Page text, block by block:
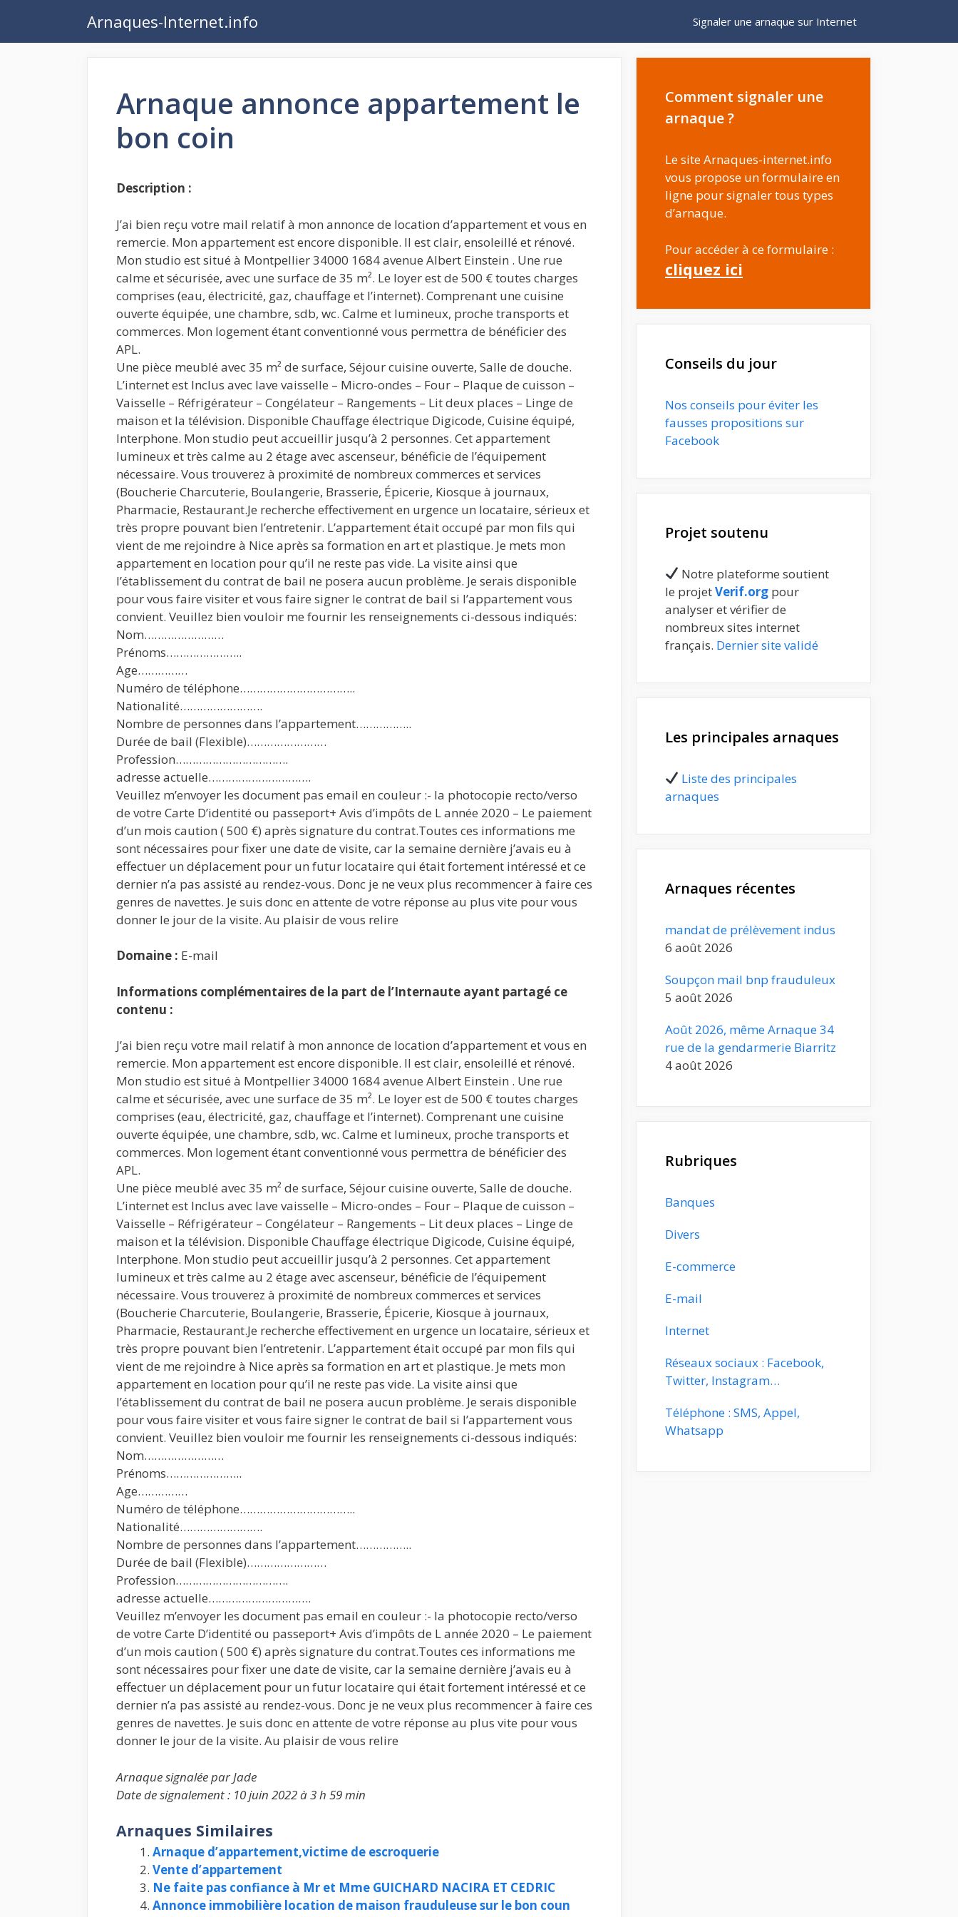
contenu
Arnaques-Internet.info Signaler une arnaque sur Internet
Arnaque annonce appartement le
bon coin
Description :
J’ai bien reçu votre mail relatif à mon annonce de location d’appartement et vous en
remercie. Mon appartement est encore disponible. Il est clair, ensoleillé et rénové.
Mon studio est situé à Montpellier 34000 1684 avenue Albert Einstein . Une rue
calme et sécurisée, avec une surface de 35 m². Le loyer est de 500 € toutes charges
comprises (eau, électricité, gaz, chauffage et l’internet). Comprenant une cuisine
ouverte équipée, une chambre, sdb, wc. Calme et lumineux, proche transports et
commerces. Mon logement étant conventionné vous permettra de bénéficier des
APL.
Une pièce meublé avec 35 m² de surface, Séjour cuisine ouverte, Salle de douche.
L’internet est Inclus avec lave vaisselle – Micro-ondes – Four – Plaque de cuisson –
Vaisselle – Réfrigérateur – Congélateur – Rangements – Lit deux places – Linge de
maison et la télévision. Disponible Chauffage électrique Digicode, Cuisine équipé,
Interphone. Mon studio peut accueillir jusqu’à 2 personnes. Cet appartement
lumineux et très calme au 2 étage avec ascenseur, bénéficie de l’équipement
nécessaire. Vous trouverez à proximité de nombreux commerces et services
(Boucherie Charcuterie, Boulangerie, Brasserie, Épicerie, Kiosque à journaux,
Pharmacie, Restaurant.Je recherche effectivement en urgence un locataire, sérieux et
très propre pouvant bien l’entretenir. L’appartement était occupé par mon fils qui
vient de me rejoindre à Nice après sa formation en art et plastique. Je mets mon
appartement en location pour qu’il ne reste pas vide. La visite ainsi que
l’établissement du contrat de bail ne posera aucun problème. Je serais disponible
pour vous faire visiter et vous faire signer le contrat de bail si l’appartement vous
convient. Veuillez bien vouloir me fournir les renseignements ci-dessous indiqués:
Nom……………………
Prénoms…………………..
Age……………
Numéro de téléphone……………………………..
Nationalité…………………….
Nombre de personnes dans l’appartement……………..
Durée de bail (Flexible)……………………
Profession…………………………….
adresse actuelle………………………….
Veuillez m’envoyer les document pas email en couleur :- la photocopie recto/verso
de votre Carte D’identité ou passeport+ Avis d’impôts de L année 2020 – Le paiement
d’un mois caution ( 500 €) après signature du contrat.Toutes ces informations me
sont nécessaires pour fixer une date de visite, car la semaine dernière j’avais eu à
effectuer un déplacement pour un futur locataire qui était fortement intéressé et ce
dernier n’a pas assisté au rendez-vous. Donc je ne veux plus recommencer à faire ces
genres de navettes. Je suis donc en attente de votre réponse au plus vite pour vous
donner le jour de la visite. Au plaisir de vous relire
Domaine : E-mail
Informations complémentaires de la part de l’Internaute ayant partagé ce
contenu :
J’ai bien reçu votre mail relatif à mon annonce de location d’appartement et vous en
remercie. Mon appartement est encore disponible. Il est clair, ensoleillé et rénové.
Mon studio est situé à Montpellier 34000 1684 avenue Albert Einstein . Une rue
calme et sécurisée, avec une surface de 35 m². Le loyer est de 500 € toutes charges
comprises (eau, électricité, gaz, chauffage et l’internet). Comprenant une cuisine
ouverte équipée, une chambre, sdb, wc. Calme et lumineux, proche transports et
commerces. Mon logement étant conventionné vous permettra de bénéficier des
APL.
Une pièce meublé avec 35 m² de surface, Séjour cuisine ouverte, Salle de douche.
L’internet est Inclus avec lave vaisselle – Micro-ondes – Four – Plaque de cuisson –
Vaisselle – Réfrigérateur – Congélateur – Rangements – Lit deux places – Linge de
maison et la télévision. Disponible Chauffage électrique Digicode, Cuisine équipé,
Interphone. Mon studio peut accueillir jusqu’à 2 personnes. Cet appartement
lumineux et très calme au 2 étage avec ascenseur, bénéficie de l’équipement
nécessaire. Vous trouverez à proximité de nombreux commerces et services
(Boucherie Charcuterie, Boulangerie, Brasserie, Épicerie, Kiosque à journaux,
Pharmacie, Restaurant.Je recherche effectivement en urgence un locataire, sérieux et
très propre pouvant bien l’entretenir. L’appartement était occupé par mon fils qui
vient de me rejoindre à Nice après sa formation en art et plastique. Je mets mon
appartement en location pour qu’il ne reste pas vide. La visite ainsi que
l’établissement du contrat de bail ne posera aucun problème. Je serais disponible
pour vous faire visiter et vous faire signer le contrat de bail si l’appartement vous
convient. Veuillez bien vouloir me fournir les renseignements ci-dessous indiqués:
Nom……………………
Prénoms…………………..
Age……………
Numéro de téléphone……………………………..
Nationalité…………………….
Nombre de personnes dans l’appartement……………..
Durée de bail (Flexible)……………………
Profession…………………………….
adresse actuelle………………………….
Veuillez m’envoyer les document pas email en couleur :- la photocopie recto/verso
de votre Carte D’identité ou passeport+ Avis d’impôts de L année 2020 – Le paiement
d’un mois caution ( 500 €) après signature du contrat.Toutes ces informations me
sont nécessaires pour fixer une date de visite, car la semaine dernière j’avais eu à
effectuer un déplacement pour un futur locataire qui était fortement intéressé et ce
dernier n’a pas assisté au rendez-vous. Donc je ne veux plus recommencer à faire ces
genres de navettes. Je suis donc en attente de votre réponse au plus vite pour vous
donner le jour de la visite. Au plaisir de vous relire
Arnaque signalée par Jade
Date de signalement : 10 juin 2022 à 3 h 59 min
Arnaques Similaires
Arnaque d’appartement,victime de escroquerie
Vente d’appartement
Ne faite pas confiance à Mr et Mme GUICHARD NACIRA ET CEDRIC
Annonce immobilière location de maison frauduleuse sur le bon coun
Comment signaler une
arnaque ?
Le site Arnaques-internet.info
vous propose un formulaire en
ligne pour signaler tous types
d’arnaque.
Pour accéder à ce formulaire :
cliquez ici
Conseils du jour
Nos conseils pour éviter les
fausses propositions sur
Facebook
Projet soutenu
Notre plateforme soutient
le projetVerif.org pour
analyser et vérifier de
nombreux sites internet
français. Dernier site validé
Les principales arnaques
Liste des principales
arnaques
Arnaques récentes
mandat de prélèvement indus
6 août 2026
Soupçon mail bnp frauduleux
5 août 2026
Août 2026, même Arnaque 34
rue de la gendarmerie Biarritz
4 août 2026
Rubriques
Banques
Divers
E-commerce
E-mail
Internet
Réseaux sociaux : Facebook,
Twitter, Instagram…
Téléphone : SMS, Appel,
Whatsapp